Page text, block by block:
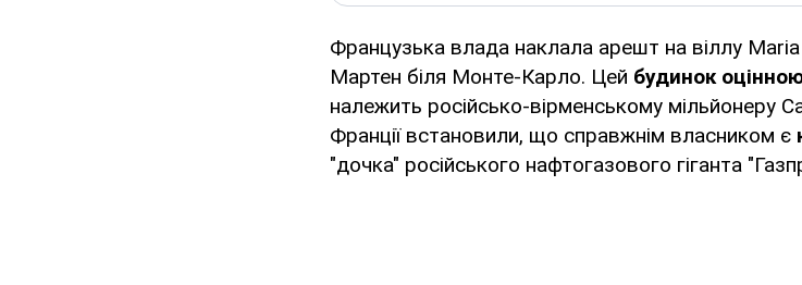
Французька влада наклала арешт на віллу
Мартен біля Монте-Карло. Цей будинок
належить російсько-вірменському мільйонеру
Франції встановили, що справжнім власником є
"дочка" російського нафтогазового гіганта